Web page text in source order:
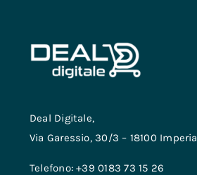
Deal Digitale,
Via Garessio, 30/3 – 18100 Imperia
Telefono: +39 0183 73 15 26